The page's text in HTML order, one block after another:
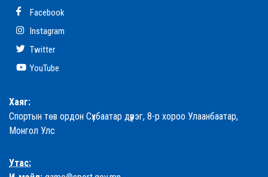
Facebook
Instagram
Twitter
YouTube
Хаяг:
Спортын төв ордон Сүхбаатар дүүрэг, 8-р хороо Улаанбаатар,
Монгол Улс
Утас: